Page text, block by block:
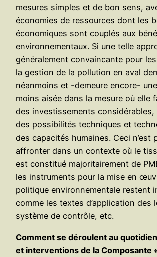
mesures simples et de bon sens,
économies de ressources dont les
économiques sont couplés aux
environnementaux. Si une telle
généralement convaincante pour
la gestion de la pollution en aval
néanmoins et -demeure encore-
moins aisée dans la mesure où elle
des investissements considérables,
des possibilités techniques et
des capacités humaines. Ceci n’est
affronter dans un contexte où le
est constitué majoritairement de
les instruments pour la mise en
politique environnementale restent
comme les textes d’application des
système de contrôle, etc.
Comment se déroulent au
et interventions de la Composante